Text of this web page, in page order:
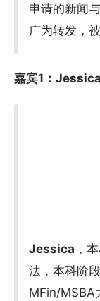
申请的新闻
广为转发，
嘉宾1：Jessica
Jessica ，
法，本科阶
MFin/MSBA